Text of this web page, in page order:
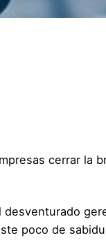
cerrar la
desventurado
poco de